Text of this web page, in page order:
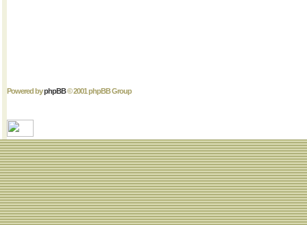
Powered byphpBB© 2001 phpBB Group